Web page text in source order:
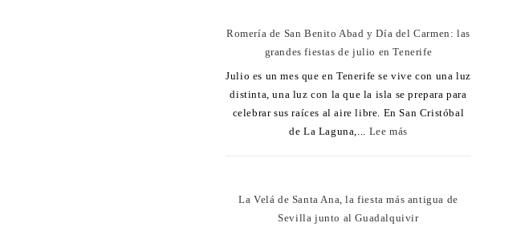
Romería de San Benito Abad y Día del Carmen: las
grandes fiestas de julio en Tenerife
Julio es un mes que en Tenerife se vive con una luz
distinta, una luz con la que la isla se prepara para
celebrar sus raíces al aire libre. En San Cristóbal
de La Laguna,... Lee más
La Velá de Santa Ana, la fiesta más antigua de
Sevilla junto al Guadalquivir